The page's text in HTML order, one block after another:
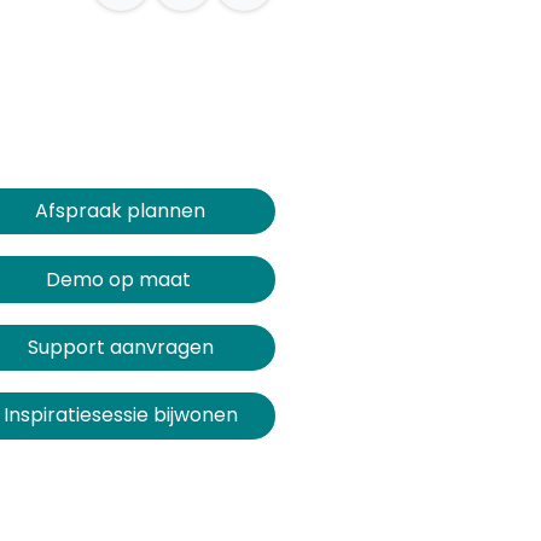
Afspraak plannen​​​​
Demo op maat
Support aanvragen
Inspiratiesessie bijwonen